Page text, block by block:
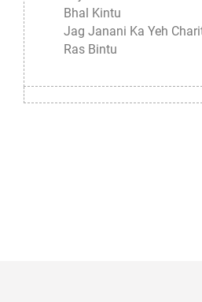
Bhal Kintu
Jag Janani Ka Yeh
Ras Bintu